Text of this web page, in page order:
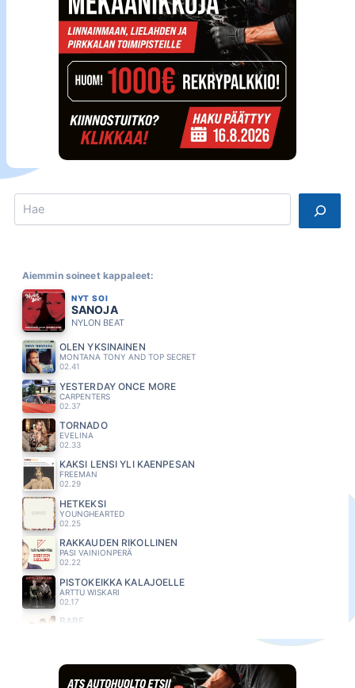
Search
Aiemmin soineet kappaleet:
NYT SOI
SANOJA
NYLON BEAT
OLEN YKSINAINEN
MONTANA TONY AND TOP SECRET
02.41
YESTERDAY ONCE MORE
CARPENTERS
02.37
TORNADO
EVELINA
02.33
KAKSI LENSI YLI KAENPESAN
FREEMAN
02.29
HETKEKSI
YOUNGHEARTED
02.25
RAKKAUDEN RIKOLLINEN
PASI VAINIONPERÄ
02.22
PISTOKEIKKA KALAJOELLE
ARTTU WISKARI
02.17
BABE
TUURE KILPELÄINEN
02.10